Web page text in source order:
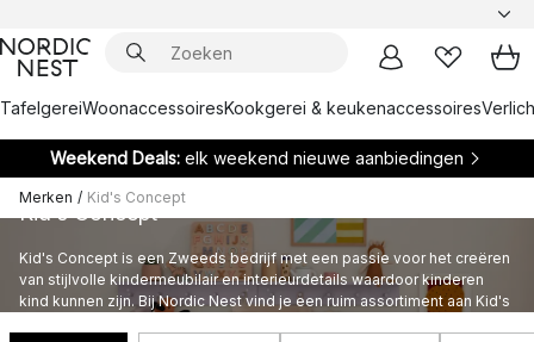
TafelgereiWoonaccessoiresKookgerei & keukenaccessoires
Weekend Deals: elk weekend nieuwe aanbiedingen
Merken / Kid's Concept
Kid's Concept
Kid's Concept is een Zweeds bedrijf met een passie voor het creëren
van stijlvolle kindermeubilair en interieurdetails waardoor kinderen
kind kunnen zijn. Bij Nordic Nest vind je een ruim assortiment aan Kid's